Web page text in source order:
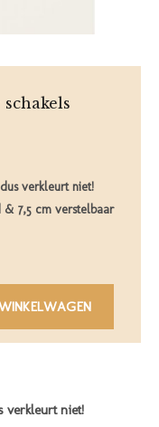
verkleurt niet!
& 7,5 cm verstelbaar
verkleurt niet!